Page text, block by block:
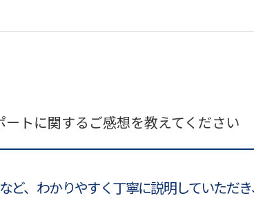
トに関するご感想を教えてください
ど、わかりやすく丁寧に説明していただ